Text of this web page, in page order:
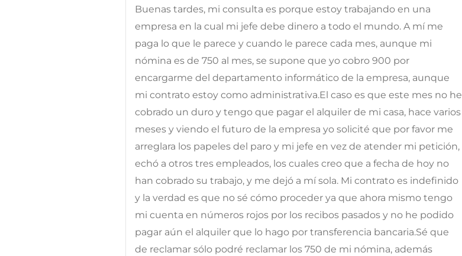
Buenas tardes, mi consulta es porque estoy trabajando en una
empresa en la cual mi jefe debe dinero a todo el mundo. A mí me
paga lo que le parece y cuando le parece cada mes, aunque mi
nómina es de 750 al mes, se supone que yo cobro 900 por
encargarme del departamento informático de la empresa, aunque
mi contrato estoy como administrativa.El caso es que este mes no he
cobrado un duro y tengo que pagar el alquiler de mi casa, hace varios
meses y viendo el futuro de la empresa yo solicité que por favor me
arreglara los papeles del paro y mi jefe en vez de atender mi petición,
echó a otros tres empleados, los cuales creo que a fecha de hoy no
han cobrado su trabajo, y me dejó a mí sola. Mi contrato es indefinido
y la verdad es que no sé cómo proceder ya que ahora mismo tengo
mi cuenta en números rojos por los recibos pasados y no he podido
pagar aún el alquiler que lo hago por transferencia bancaria.Sé que
de reclamar sólo podré reclamar los 750 de mi nómina, además